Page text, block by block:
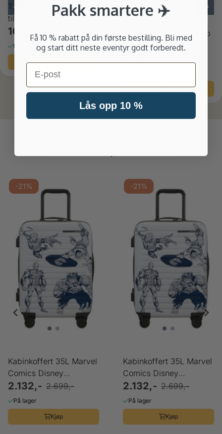
Travel Etui ladekabler +
tilbehør
160,-
På lager
Kjøp
Karakter: 4.8 av
Pakkekuber (3-pk) - Go
Travel
Kjøp
-21%
Kabinkoffert 35L Marvel
Comics Disney
Samsonite
2.132,- 2.699,-
På lager
Kjøp
-21%
Kabinkoffert 35L Marvel
Comics Disney
Samsonite
2.132,- 2.699,-
På lager
Kjøp
Pakk smartere ✈️
Få 10 % rabatt på din første bestilling. Bli med
og start ditt neste eventyr godt forberedt.
Email
Lås opp 10 %